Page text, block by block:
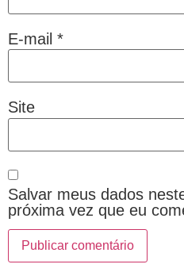
E-mail *
Site
Salvar meus dados
próxima vez que eu